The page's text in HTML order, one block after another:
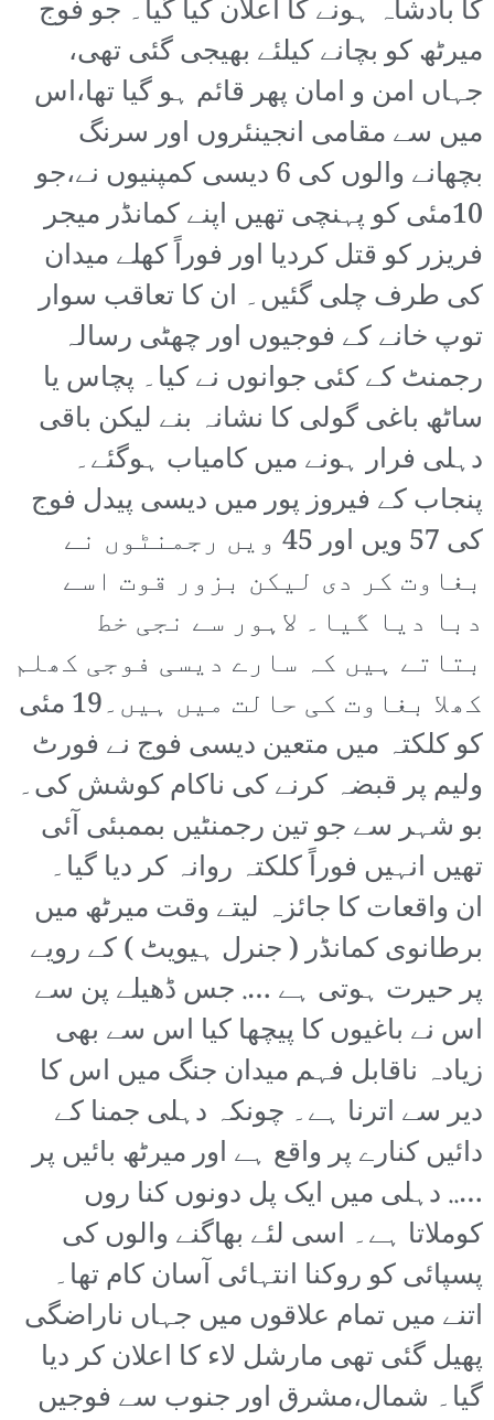
کا بادشاہ ہونے کا اعلان کیا گیا۔ جو فوج
میرٹھ کو بچانے کیلئے بھیجی گئی تھی،
جہاں امن و امان پھر قائم ہو گیا تھا،اس
میں سے مقامی انجینئروں اور سرنگ
بچھانے والوں کی 6 دیسی کمپنیوں نے،جو
10مئی کو پہنچی تھیں اپنے کمانڈر میجر
فریزر کو قتل کردیا اور فوراً کھلے میدان
کی طرف چلی گئیں۔ ان کا تعاقب سوار
توپ خانے کے فوجیوں اور چھٹی رسالہ
رجمنٹ کے کئی جوانوں نے کیا۔ پچاس یا
ساٹھ باغی گولی کا نشانہ بنے لیکن باقی
دہلی فرار ہونے میں کامیاب ہوگئے۔
پنجاب کے فیروز پور میں دیسی پیدل فوج
کی 57 ویں اور 45 ویں رجمنٹوں نے
بغاوت کر دی لیکن بزور قوت اسے
دبا دیا گیا۔ لاہور سے نجی خط
بتاتے ہیں کہ سارے دیسی فوجی کھلم
کھلا بغاوت کی حالت میں ہیں۔19 مئی
کو کلکتہ میں متعین دیسی فوج نے فورٹ
ولیم پر قبضہ کرنے کی ناکام کوشش کی۔
بو شہر سے جو تین رجمنٹیں بممبئی آئی
تھیں انہیں فوراً کلکتہ روانہ کر دیا گیا۔
ان واقعات کا جائزہ لیتے وقت میرٹھ میں
برطانوی کمانڈر ( جنرل ہیویٹ ) کے رویے
پر حیرت ہوتی ہے …. جس ڈھیلے پن سے
اس نے باغیوں کا پیچھا کیا اس سے بھی
زیادہ ناقابل فہم میدان جنگ میں اس کا
دیر سے اترنا ہے۔ چونکہ دہلی جمنا کے
دائیں کنارے پر واقع ہے اور میرٹھ بائیں پر
….. دہلی میں ایک پل دونوں کنا روں
کوملاتا ہے۔ اسی لئے بھاگنے والوں کی
پسپائی کو روکنا انتہائی آسان کام تھا۔
اتنے میں تمام علاقوں میں جہاں ناراضگی
پھیل گئی تھی مارشل لاء کا اعلان کر دیا
گیا۔ شمال،مشرق اور جنوب سے فوجیں